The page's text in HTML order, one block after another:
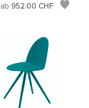
ab 952.00 CHF